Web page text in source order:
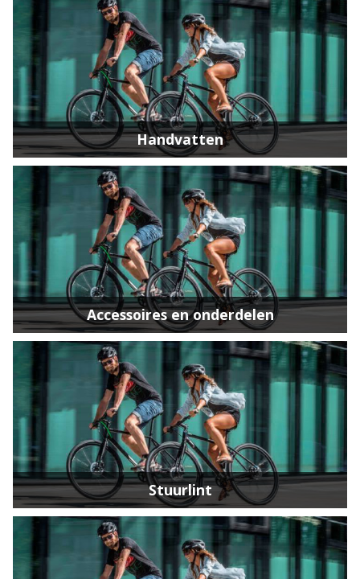
Handvatten
Accessoires en onderdelen
Stuurlint